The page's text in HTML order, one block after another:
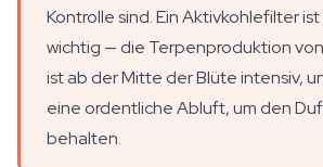
Kontrolle sind. Ein Aktivkohlefilter
wichtig — die Terpenproduktion
ist ab der Mitte der Blüte intensiv,
eine ordentliche Abluft, um den
behalten.